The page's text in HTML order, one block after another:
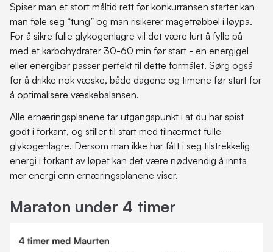
Spiser man et stort måltid rett før konkurransen starter kan
man føle seg “tung” og man risikerer magetrøbbel i løypa.
For å sikre fulle glykogenlagre vil det være lurt å fylle på
med et karbohydrater 30-60 min før start - en energigel
eller energibar passer perfekt til dette formålet. Sørg også
for å drikke nok væske, både dagene og timene før start for
å optimalisere væskebalansen.
Alle ernæringsplanene tar utgangspunkt i at du har spist
godt i forkant, og stiller til start med tilnærmet fulle
glykogenlagre. Dersom man ikke har fått i seg tilstrekkelig
energi i forkant av løpet kan det være nødvendig å innta
mer energi enn ernæringsplanene viser.
Maraton under 4 timer